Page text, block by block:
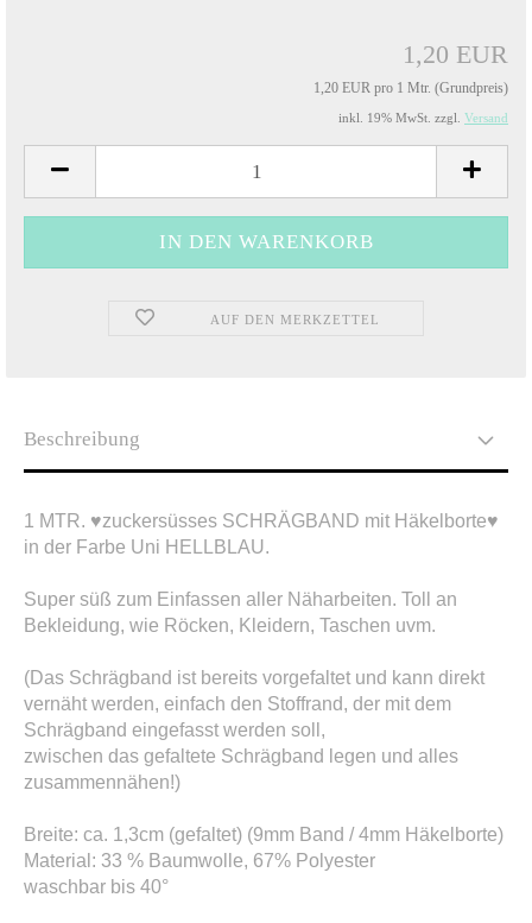
1,20 EUR
1,20 EUR pro 1 Mtr. (Grundpreis)
inkl. 19% MwSt. zzgl. Versand
AUF DEN MERKZETTEL
Beschreibung
1 MTR. ♥zuckersüsses SCHRÄGBAND mit Häkelborte♥
in der Farbe Uni HELLBLAU.
Super süß zum Einfassen aller Näharbeiten. Toll an
Bekleidung, wie Röcken, Kleidern, Taschen uvm.
(Das Schrägband ist bereits vorgefaltet und kann direkt
vernäht werden, einfach den Stoffrand, der mit dem
Schrägband eingefasst werden soll,
zwischen das gefaltete Schrägband legen und alles
zusammennähen!)
Breite: ca. 1,3cm (gefaltet) (9mm Band / 4mm Häkelborte)
Material: 33 % Baumwolle, 67% Polyester
waschbar bis 40°